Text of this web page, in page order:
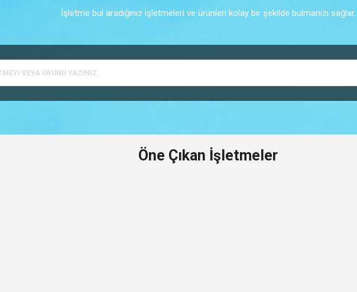
İşletme bul aradığınız işletmeleri ve ürünleri kolay bir şekilde bulmanızı sağlar.
Öne Çıkan İşletmeler